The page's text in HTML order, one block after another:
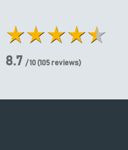
8.7 / 10 (105 reviews)